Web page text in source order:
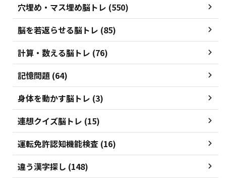
穴埋め・マス埋め脳トレ (550)
脳を若返らせる脳トレ (85)
計算・数える脳トレ (76)
記憶問題 (64)
身体を動かす脳トレ (3)
連想クイズ脳トレ (15)
運転免許認知機能検査 (16)
違う漢字探し (148)